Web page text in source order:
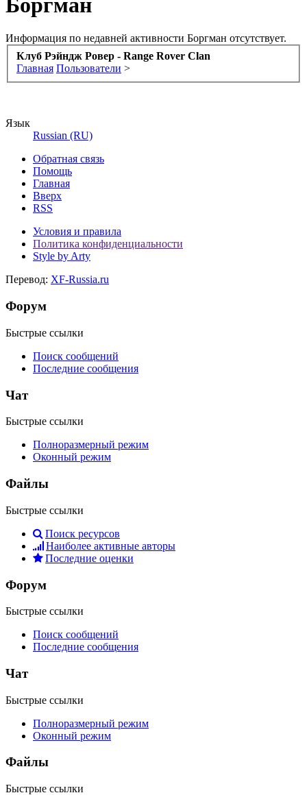
Информация по недавней активности Боргман отсутствует.
Клуб Рэйндж Ровер - Range Rover Clan
Главная Пользователи >
Язык
Russian (RU)
Обратная связь
Помощь
Главная
Вверх
RSS
Условия и правила
Политика конфиденциальности
Style by Arty
Перевод: XF-Russia.ru
Форум
Быстрые ссылки
Поиск сообщений
Последние сообщения
Чат
Быстрые ссылки
Полноразмерный режим
Оконный режим
Файлы
Быстрые ссылки
Поиск ресурсов
Наиболее активные авторы
Последние оценки
Форум
Быстрые ссылки
Поиск сообщений
Последние сообщения
Чат
Быстрые ссылки
Полноразмерный режим
Оконный режим
Файлы
Быстрые ссылки